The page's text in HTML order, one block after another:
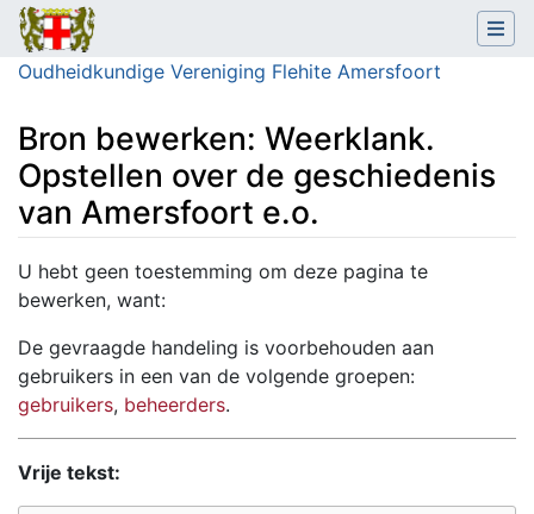
Oudheidkundige Vereniging Flehite Amersfoort
Bron bewerken: Weerklank.
Opstellen over de geschiedenis
van Amersfoort e.o.
Ga naar:navigatie,zoeken
U hebt geen toestemming om deze pagina te
bewerken, want:
De gevraagde handeling is voorbehouden aan
gebruikers in een van de volgende groepen:
gebruikers, beheerders.
Vrije tekst: